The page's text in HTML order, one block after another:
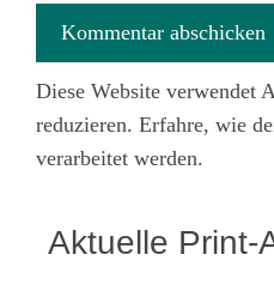
Diese Website verwendet
reduzieren. Erfahre, wie
verarbeitet werden.
Aktuelle Print-